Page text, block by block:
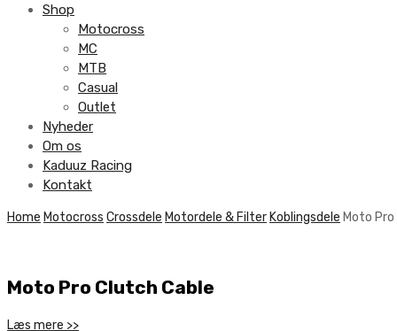
Shop
Motocross
MC
MTB
Casual
Outlet
Nyheder
Om os
Kaduuz Racing
Kontakt
Skip
Home Motocross Crossdele Motordele & Filter Koblingsdele Moto
Moto Pro Clutch Cable
Læs mere >>